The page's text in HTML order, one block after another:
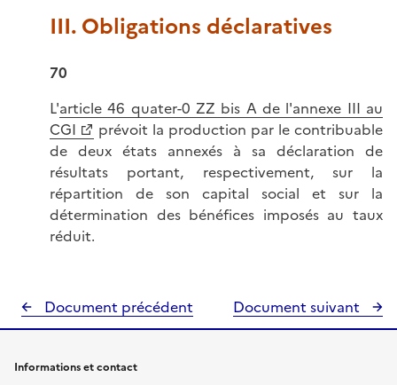
III. Obligations déclaratives
70
L'article 46 quater-0 ZZ bis A de l'annexe III au
CGI
prévoit la production par le contribuable
de deux états annexés à sa déclaration de
résultats portant, respectivement, sur la
répartition de son capital social et sur la
détermination des bénéfices imposés au taux
réduit.
Document précédent Document suivant
Informations et contact